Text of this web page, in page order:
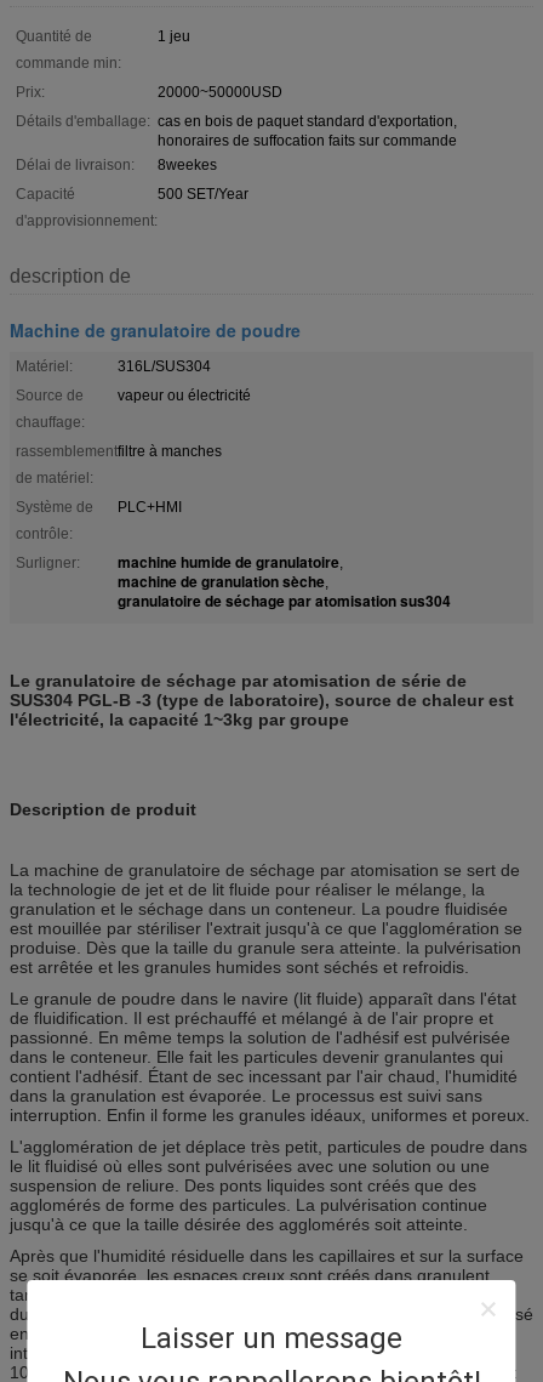
Laisser un message
Quantité de
commande min:
1 jeu
Prix:
20000~50000USD
Détails d'emballage: cas en bois de paquet standard d'exportation,
honoraires de suffocation faits sur commande
Délai de livraison:
8weekes
Capacité
d'approvisionnement:
500 SET/Year
description de
Machine de granulatoire de poudre
Matériel:
316L/SUS304
Source de
chauffage:
vapeur ou électricité
rassemblement
de matériel:
filtre à manches
Système de
contrôle:
PLC+HMI
Surligner: machine humide de granulatoire,
machine de granulation sèche,
granulatoire de séchage par atomisation sus304
Le granulatoire de séchage par atomisation de série de
SUS304 PGL-B -3 (type de laboratoire), source de chaleur est
l'électricité, la capacité 1~3kg par groupe
Description de produit
La machine de granulatoire de séchage par atomisation se sert de
la technologie de jet et de lit fluide pour réaliser le mélange, la
granulation et le séchage dans un conteneur. La poudre fluidisée
est mouillée par stériliser l'extrait jusqu'à ce que l'agglomération se
produise. Dès que la taille du granule sera atteinte. la pulvérisation
est arrêtée et les granules humides sont séchés et refroidis.
Le granule de poudre dans le navire (lit fluide) apparaît dans l'état
de fluidification. Il est préchauffé et mélangé à de l'air propre et
passionné. En même temps la solution de l'adhésif est pulvérisée
dans le conteneur. Elle fait les particules devenir granulantes qui
contient l'adhésif. Étant de sec incessant par l'air chaud, l'humidité
dans la granulation est évaporée. Le processus est suivi sans
interruption. Enfin il forme les granules idéaux, uniformes et poreux.
L'agglomération de jet déplace très petit, particules de poudre dans
le lit fluidisé où elles sont pulvérisées avec une solution ou une
suspension de reliure. Des ponts liquides sont créés que des
agglomérés de forme des particules. La pulvérisation continue
jusqu'à ce que la taille désirée des agglomérés soit atteinte.
Après que l'humidité résiduelle dans les capillaires et sur la surface
se soit évaporée, les espaces creux sont créés dans granulent
tandis que la nouvelle structure est solidifiée partout par la reliure
durcie. Le manque d'énergie cinétique dans les résultats à lit fluidisé
en structures très poreuses avec l'abondance des capillaires
internes. La classe de grandeur habituelle de l'aggloméré est de
100 micromètres à de 3 millimètres, alors que le produit de départ